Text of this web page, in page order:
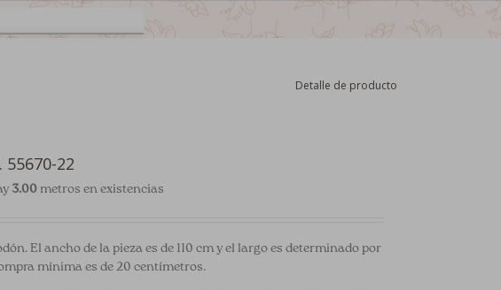
Detalle de producto
55670-22
3.00 metros en existencias
El ancho de la pieza es de 110 cm y el largo es determinado por
mínima es de 20 centímetros.